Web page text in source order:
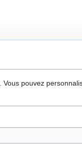
pouvez